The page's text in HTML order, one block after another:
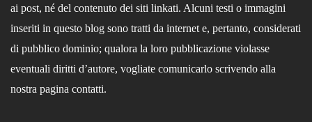
ai post, né del contenuto dei siti linkati. Alcuni testi o immagini
inseriti in questo blog sono tratti da internet e, pertanto, considerati
di pubblico dominio; qualora la loro pubblicazione violasse
eventuali diritti d’autore, vogliate comunicarlo scrivendo alla
nostra pagina contatti.